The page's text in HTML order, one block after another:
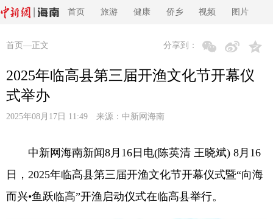
首页 旅游 健康 侨乡 视频 图片
首页 —正文 分享到：
2025年临高县第三届开渔文化节开幕仪
式举办
2025年08月17日 11:49 来源： 中新网海南
中新网海南新闻8月16日电(陈英清 王晓斌) 8月16
日，2025年临高县第三届开渔文化节开幕仪式暨“向海
而兴•鱼跃临高”开渔启动仪式在临高县举行。